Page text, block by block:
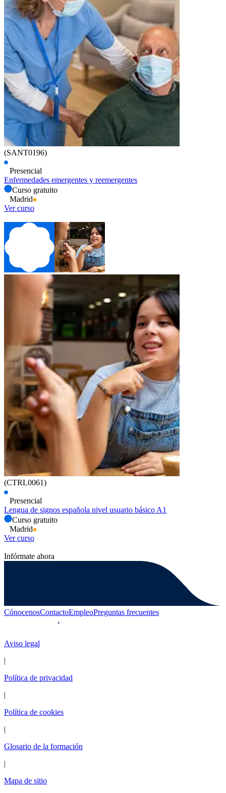
(SANT0196)
Presencial
Enfermedades emergentes y reemergentes
Curso gratuito
Madrid
Ver curso
(CTRL0061)
Presencial
Lengua de signos española nivel usuario básico A1
Curso gratuito
Madrid
Ver curso
Infórmate ahora
CónocenosContactoEmpleoPreguntas frecuentes
Aviso legal
|
Política de privacidad
|
Política de cookies
|
Glosario de la formación
|
Mapa de sitio